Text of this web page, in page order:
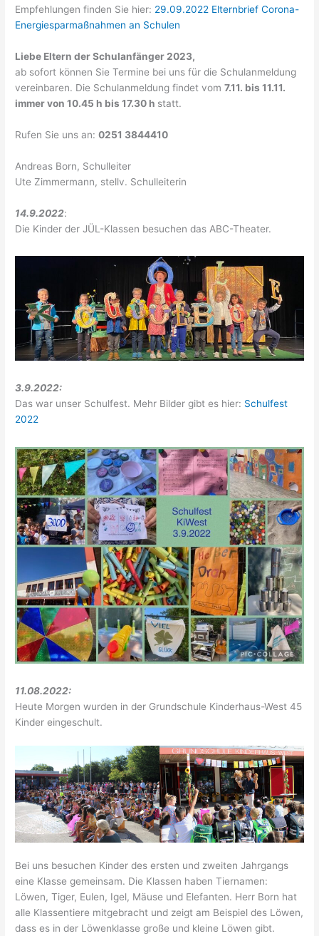
Empfehlungen finden Sie hier: 29.09.2022 Elternbrief Corona-
Energiesparmaßnahmen an Schulen
Liebe Eltern der Schulanfänger 2023,
ab sofort können Sie Termine bei uns für die Schulanmeldung
vereinbaren. Die Schulanmeldung findet vom7.11. bis 11.11.
immer von 10.45 h bis 17.30 h statt.
Rufen Sie uns an:0251 3844410
Andreas Born, Schulleiter
Ute Zimmermann, stellv. Schulleiterin
14.9.2022:
Die Kinder der JÜL-Klassen besuchen das ABC-Theater.
3.9.2022:
Das war unser Schulfest. Mehr Bilder gibt es hier: Schulfest
2022
11.08.2022:
Heute Morgen wurden in der Grundschule Kinderhaus-West 45
Kinder eingeschult.
Bei uns besuchen Kinder des ersten und zweiten Jahrgangs
eine Klasse gemeinsam. Die Klassen haben Tiernamen:
Löwen, Tiger, Eulen, Igel, Mäuse und Elefanten. Herr Born hat
alle Klassentiere mitgebracht und zeigt am Beispiel des Löwen,
dass es in der Löwenklasse große und kleine Löwen gibt.